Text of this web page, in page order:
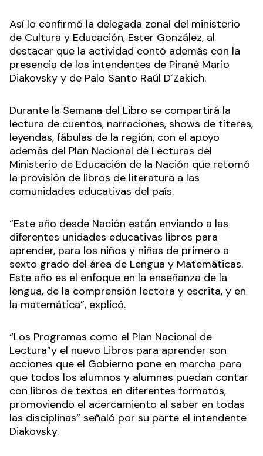
Así lo confirmó la delegada zonal del ministerio
de Cultura y Educación, Ester González, al
destacar que la actividad contó además con la
presencia de los intendentes de Pirané Mario
Diakovsky y de Palo Santo Raúl D´Zakich.
Durante la Semana del Libro se compartirá la
lectura de cuentos, narraciones, shows de títeres,
leyendas, fábulas de la región, con el apoyo
además del Plan Nacional de Lecturas del
Ministerio de Educación de la Nación que retomó
la provisión de libros de literatura a las
comunidades educativas del país.
“Este año desde Nación están enviando a las
diferentes unidades educativas libros para
aprender, para los niños y niñas de primero a
sexto grado del área de Lengua y Matemáticas.
Este año es el enfoque en la enseñanza de la
lengua, de la comprensión lectora y escrita, y en
la matemática”, explicó.
“Los Programas como el Plan Nacional de
Lectura”y el nuevo Libros para aprender son
acciones que el Gobierno pone en marcha para
que todos los alumnos y alumnas puedan contar
con libros de textos en diferentes formatos,
promoviendo el acercamiento al saber en todas
las disciplinas” señaló por su parte el intendente
Diakovsky.